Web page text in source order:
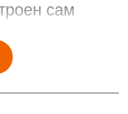
сам